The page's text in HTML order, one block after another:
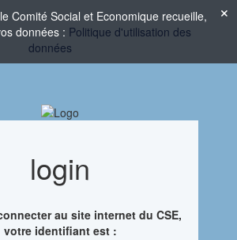
Comité Social et Economique recueille,
données : Politique d'utilisation des
données
login
au site internet du CSE,
votre identifiant est :